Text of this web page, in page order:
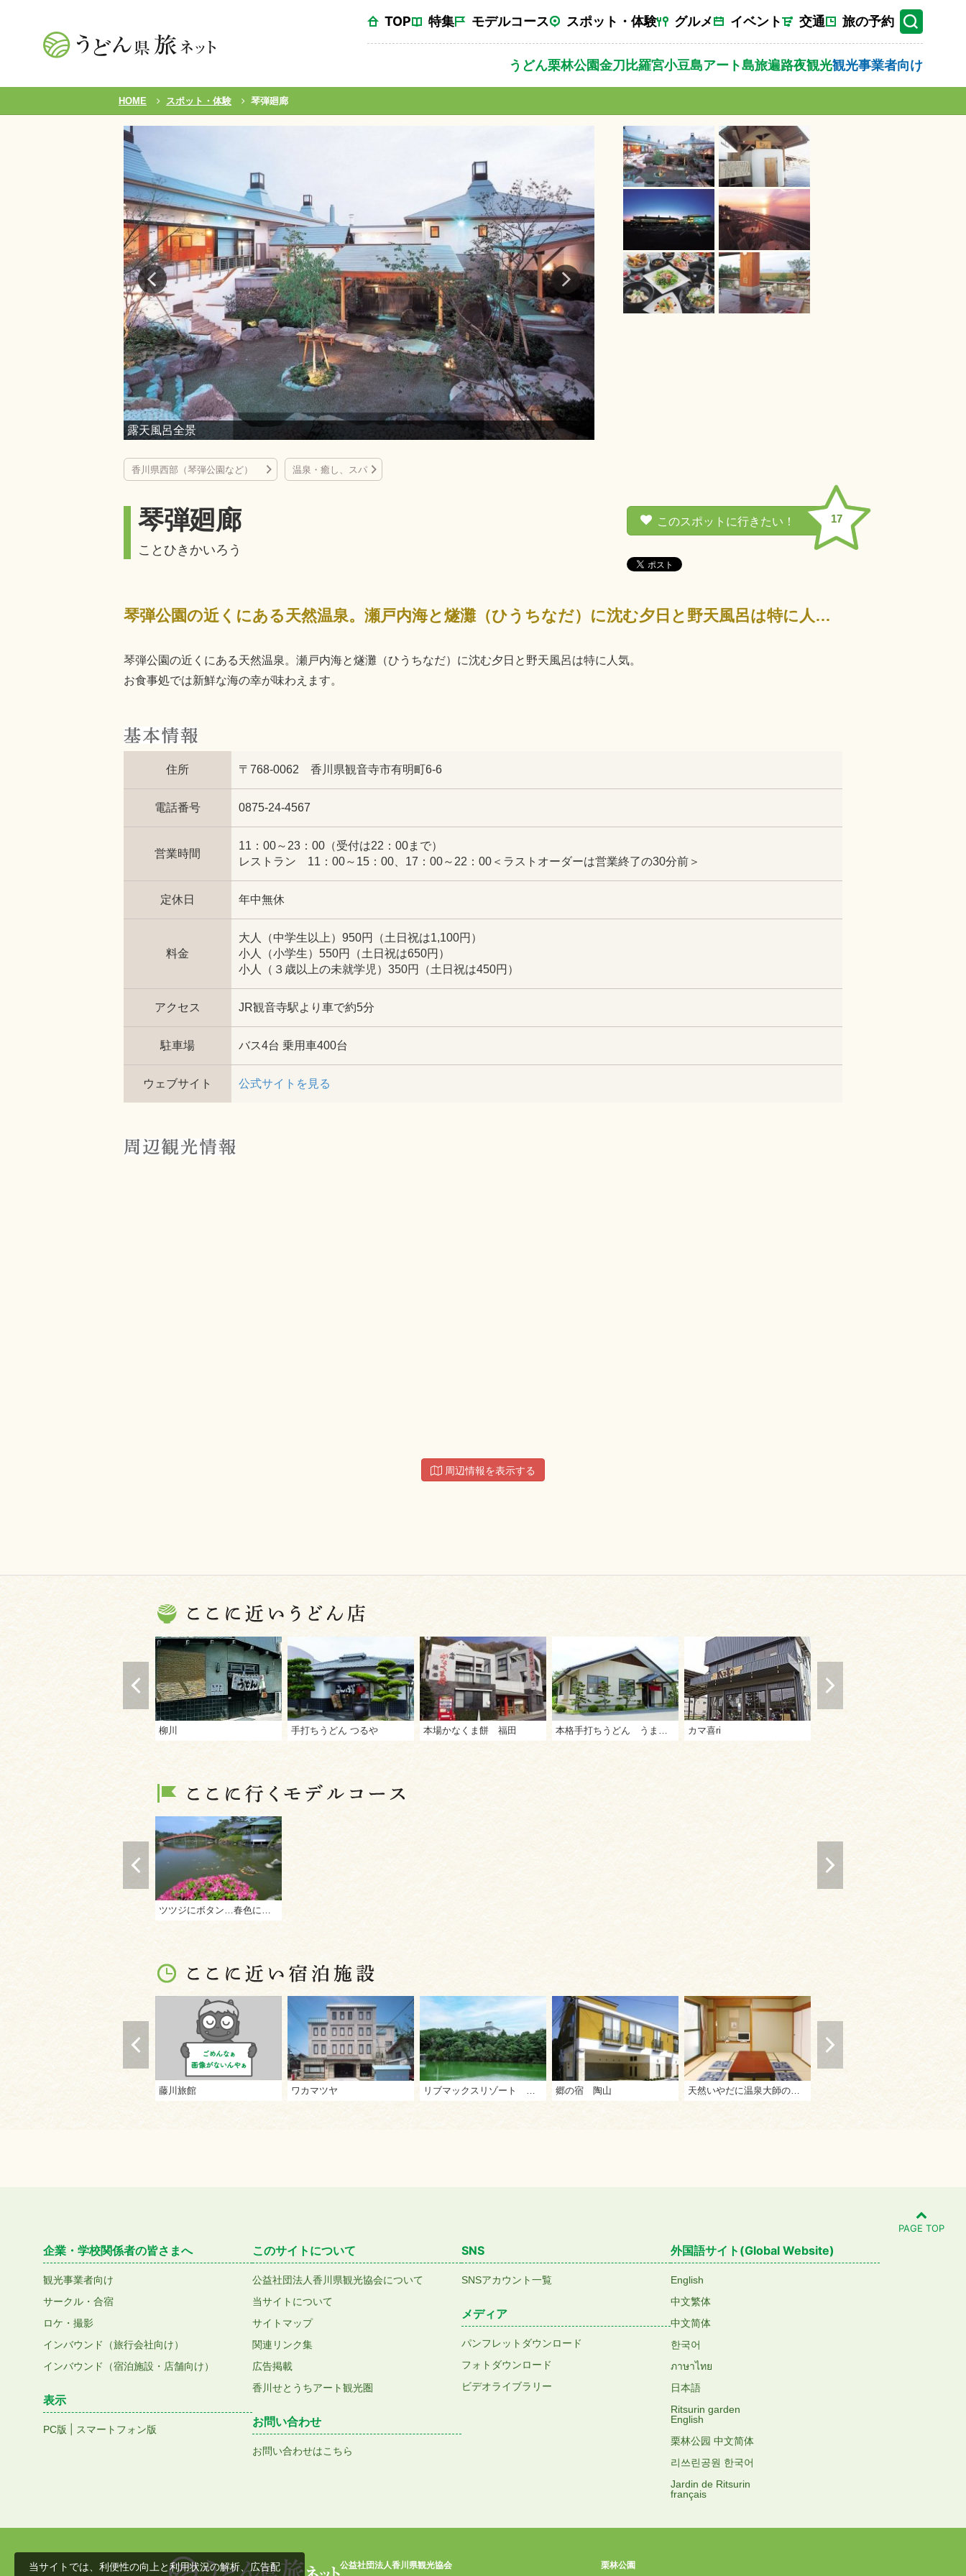
TOP 特集 モデルコース スポット・体験 グルメ イベント 交通 旅の予約
うどん栗林公園金刀比羅宮小豆島アート島旅遍路夜観光観光事業者向け
HOME スポット・体験 琴弾廻廊
露天風呂全景
香川県西部（琴弾公園など） 温泉・癒し、スパ
琴弾廻廊
ことひきかいろう
17
琴弾公園の近くにある天然温泉。瀬戸内海と燧灘（ひうちなだ）に沈む夕日と野天風呂は特に人気。 お食事…
琴弾公園の近くにある天然温泉。瀬戸内海と燧灘（ひうちなだ）に沈む夕日と野天風呂は特に人気。
お食事処では新鮮な海の幸が味わえます。
住所 〒768-0062 香川県観音寺市有明町6-6
電話番号 0875-24-4567
営業時間
11：00～23：00（受付は22：00まで）
レストラン 11：00～15：00、17：00～22：00＜ラストオーダーは営業終了の30分前＞
定休日 年中無休
料金
大人（中学生以上）950円（土日祝は1,100円）
小人（小学生）550円（土日祝は650円）
小人（３歳以上の未就学児）350円（土日祝は450円）
アクセス JR観音寺駅より車で約5分
駐車場 バス4台 乗用車400台
ウェブサイト 公式サイトを見る
周辺情報を表示する
柳川 手打ちうどん つるや 本場かなくま餅 福田 カマ喜ri
ツツジにボタン…春色に輝く讃岐路めぐり
藤川旅館 ワカマツヤ 郷の宿 陶山
PAGE TOP
企業・学校関係者の皆さまへ
観光事業者向け
サークル・合宿
ロケ・撮影
インバウンド（旅行会社向け）
インバウンド（宿泊施設・店舗向け）
表示
PC版 スマートフォン版
このサイトについて
公益社団法人香川県観光協会について
当サイトについて
サイトマップ
関連リンク集
広告掲載
香川せとうちアート観光圏
お問い合わせ
お問い合わせはこちら
SNS
SNSアカウント一覧
メディア
パンフレットダウンロード
フォトダウンロード
ビデオライブラリー
外国語サイト(Global Website)
English
中文繁体
中文简体
한국어
ภาษาไทย
日本語
Ritsurin garden
English
栗林公园 中文简体
리쓰린공원 한국어
Jardin de Ritsurin
français
公益社団法人香川県観光協会 栗林公園
当サイトでは、利便性の向上と利用状況の解析、広告配